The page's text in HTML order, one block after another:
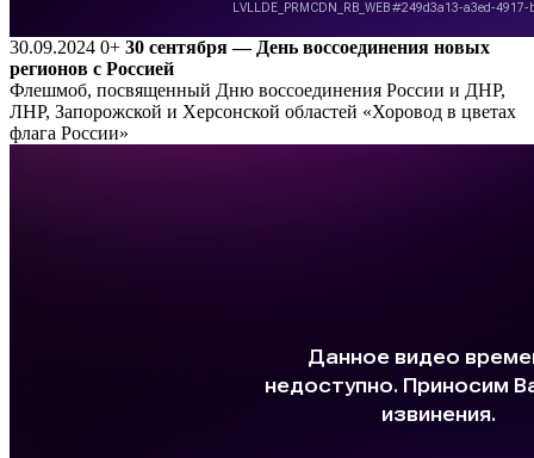
30.09.2024 0+ 30 сентября — День воссоединения новых
регионов с Россией
Флешмоб, посвященный Дню воссоединения России и ДНР,
ЛНР, Запорожской и Херсонской областей «Хоровод в цветах
флага России»